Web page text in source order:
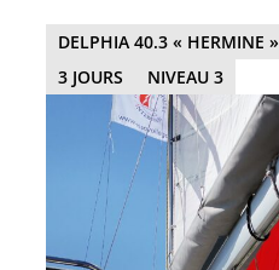
DELPHIA 40.3 « HERMINE »
3 JOURS
NIVEAU 3